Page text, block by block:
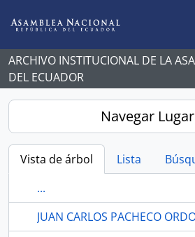
ARCHIVO INSTITUCIONAL DE LA
DEL ECUADOR
Navegar
Vista de árbol Lista
...
JUAN CARLOS PACHECO